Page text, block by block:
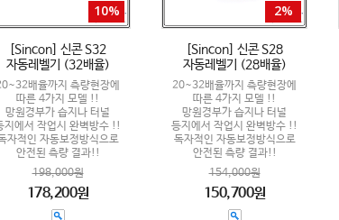
10%
[Sincon] 신콘 S32
자동레벨기 (32배율)
배율까지 측량현장에
따른 4가지 모델 !!
망원경부가 습지나 터널
지에서 작업시 완벽방수 !!
자적인 자동보정방식으로
안전된 측량 결과!!
198,000원
178,200원
2%
[Sincon] 신콘 S28
자동레벨기 (28배율)
20~32배율까지 측량현장에
따른 4가지 모델 !!
망원경부가 습지나 터널
등지에서 작업시 완벽방수 !!
독자적인 자동보정방식으로
안전된 측량 결과!!
154,000원
150,700원